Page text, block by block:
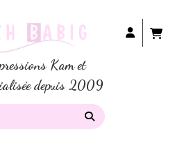
Kam et
depuis 2009